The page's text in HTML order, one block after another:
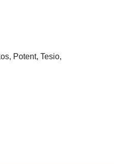
Potent, Tesio,